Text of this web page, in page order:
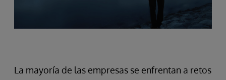
La mayoría de las empresas se enfrentan a retos